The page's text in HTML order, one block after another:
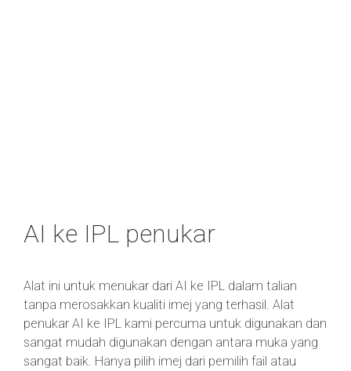
AI ke IPL penukar
Alat ini untuk menukar dari AI ke IPL dalam talian
tanpa merosakkan kualiti imej yang terhasil. Alat
penukar AI ke IPL kami percuma untuk digunakan dan
sangat mudah digunakan dengan antara muka yang
sangat baik. Hanya pilih imej dari pemilih fail atau